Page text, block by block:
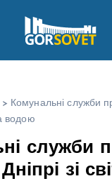
> Комунальні служби
водою
служби
зі